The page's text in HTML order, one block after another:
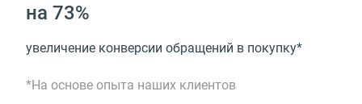
на 73%
увеличение конверсии обращений в покупку*
*На основе опыта наших клиентов